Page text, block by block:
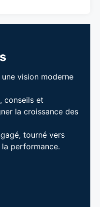
vision moderne
conseils et
la croissance des
tourné vers
performance.